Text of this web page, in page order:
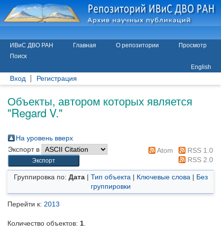
ИВиС ДВО РАН Главная О репозитории
Просмотр
Поиск
English
Вход Регистрация
Объекты, автором которых является
"Regard V."
На уровень вверх
Экспорт в
Atom
RSS 1.0
RSS 2.0
Группировка по: Дата| Тип объекта | Ключевые слова | Без
группировки
Перейти к: 2013
Количество объектов: 1